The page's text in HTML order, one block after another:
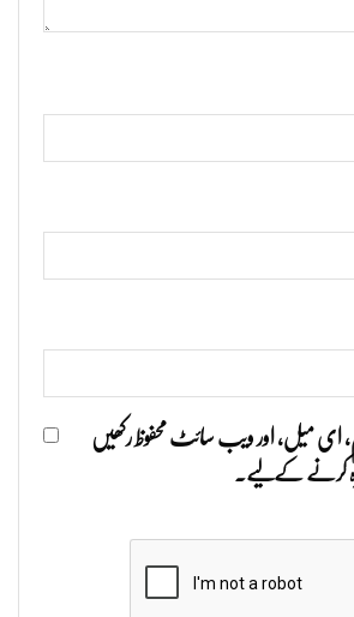
ای میل، اور ویب سائٹ محفوظ رکھیں
کرنے کےلیے۔